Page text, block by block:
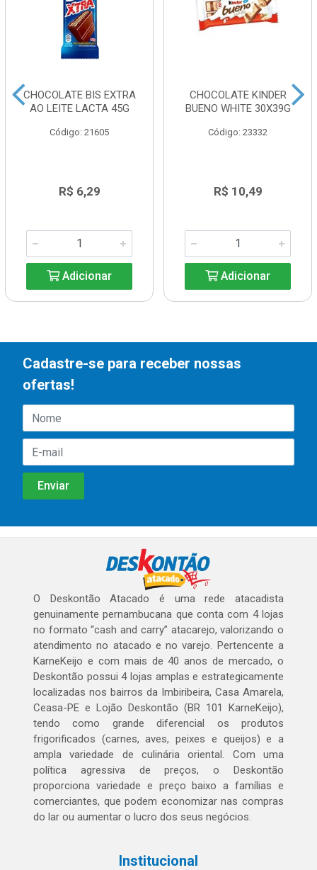
CHOCOLATE BIS EXTRA
AO LEITE LACTA 45G
Código: 21605
R$ 6,29
Adicionar
CHOCOLATE KINDER
BUENO WHITE 30X39G
Código: 23332
R$ 10,49
Adicionar
Cadastre-se para receber nossas
ofertas!
O Deskontão Atacado é uma rede atacadista
genuinamente pernambucana que conta com 4 lojas
no formato “cash and carry” atacarejo, valorizando o
atendimento no atacado e no varejo. Pertencente a
KarneKeijo e com mais de 40 anos de mercado, o
Deskontão possui 4 lojas amplas e estrategicamente
localizadas nos bairros da Imbiribeira, Casa Amarela,
Ceasa-PE e Lojão Deskontão (BR 101 KarneKeijo),
tendo como grande diferencial os produtos
frigorificados (carnes, aves, peixes e queijos) e a
ampla variedade de culinária oriental. Com uma
política agressiva de preços, o Deskontão
proporciona variedade e preço baixo a famílias e
comerciantes, que podem economizar nas compras
do lar ou aumentar o lucro dos seus negócios.
Institucional